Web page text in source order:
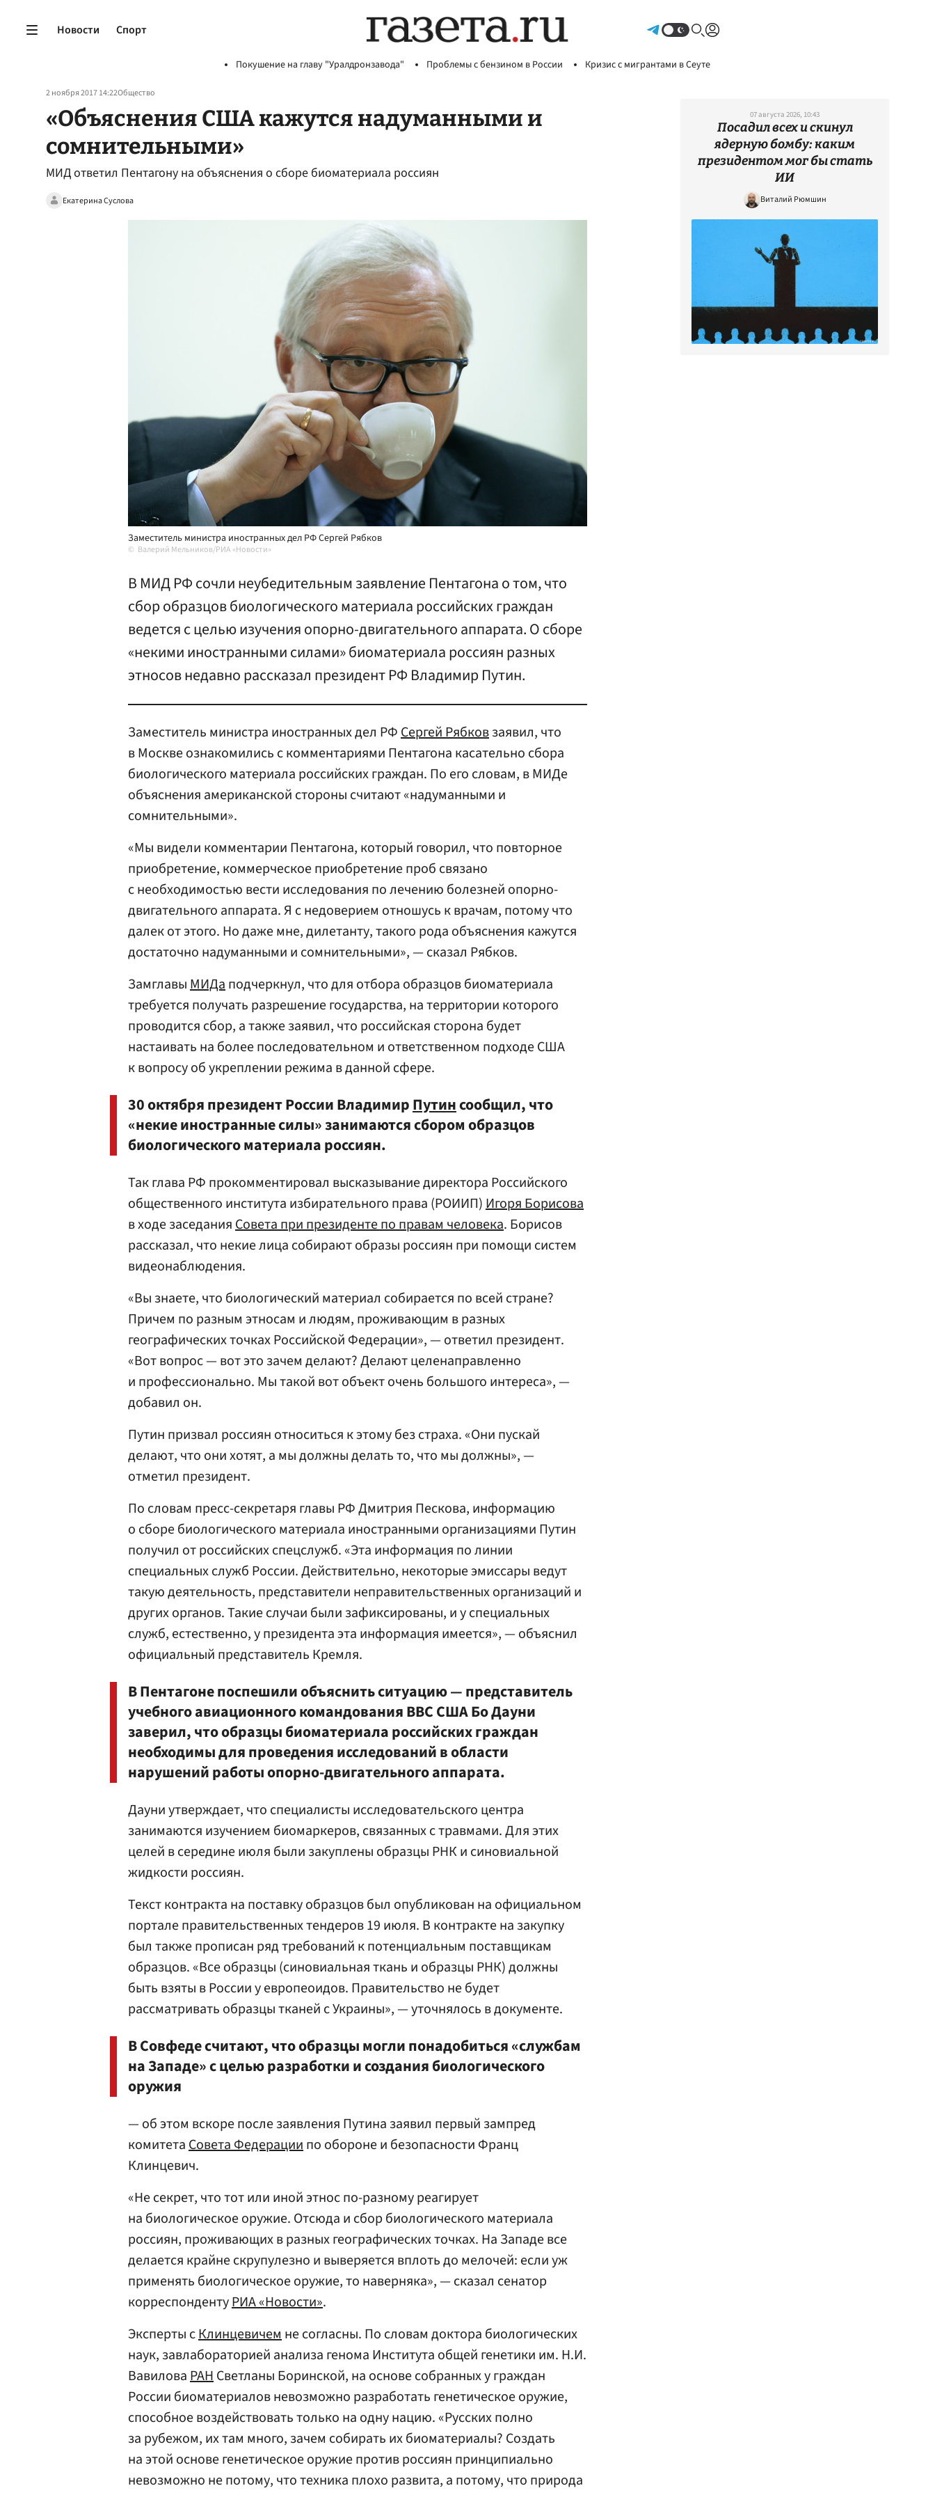
Новости Спорт
Покушение на главу "Уралдронзавода" Проблемы с бензином в России Кризис с мигрантами в Сеуте
2 ноября 2017 14:22Общество
«Объяснения США кажутся надуманными и
сомнительными»
МИД ответил Пентагону на объяснения о сборе биоматериала россиян
Екатерина Суслова
Заместитель министра иностранных дел РФ Сергей Рябков
Валерий Мельников/РИА «Новости»
В МИД РФ сочли неубедительным заявление Пентагона о том, что
сбор образцов биологического материала российских граждан
ведется с целью изучения опорно-двигательного аппарата. О сборе
«некими иностранными силами» биоматериала россиян разных
этносов недавно рассказал президент РФ Владимир Путин.
Заместитель министра иностранных дел РФСергей Рябковзаявил, что
в Москве ознакомились с комментариями Пентагона касательно сбора
биологического материала российских граждан. По его словам, в МИДе
объяснения американской стороны считают «надуманными и
сомнительными».
«Мы видели комментарии Пентагона, который говорил, что повторное
приобретение, коммерческое приобретение проб связано
с необходимостью вести исследования по лечению болезней опорно-
двигательного аппарата. Я с недоверием отношусь к врачам, потому что
далек от этого. Но даже мне, дилетанту, такого рода объяснения кажутся
достаточно надуманными и сомнительными», — сказал Рябков.
ЗамглавыМИДаподчеркнул, что для отбора образцов биоматериала
требуется получать разрешение государства, на территории которого
проводится сбор, а также заявил, что российская сторона будет
настаивать на более последовательном и ответственном подходе США
к вопросу об укреплении режима в данной сфере.
30 октября президент России ВладимирПутинсообщил, что
«некие иностранные силы» занимаются сбором образцов
биологического материала россиян.
Так глава РФ прокомментировал высказывание директора Российского
общественного института избирательного права (РОИИП)Игоря Борисова
в ходе заседанияСовета при президенте по правам человека. Борисов
рассказал, что некие лица собирают образы россиян при помощи систем
видеонаблюдения.
«Вы знаете, что биологический материал собирается по всей стране?
Причем по разным этносам и людям, проживающим в разных
географических точках Российской Федерации», — ответил президент.
«Вот вопрос — вот это зачем делают? Делают целенаправленно
и профессионально. Мы такой вот объект очень большого интереса», —
добавил он.
Путин призвал россиян относиться к этому без страха. «Они пускай
делают, что они хотят, а мы должны делать то, что мы должны», —
отметил президент.
По словам пресс-секретаря главы РФ Дмитрия Пескова, информацию
о сборе биологического материала иностранными организациями Путин
получил от российских спецслужб. «Эта информация по линии
специальных служб России. Действительно, некоторые эмиссары ведут
такую деятельность, представители неправительственных организаций и
других органов. Такие случаи были зафиксированы, и у специальных
служб, естественно, у президента эта информация имеется», — объяснил
официальный представитель Кремля.
В Пентагоне поспешили объяснить ситуацию — представитель
учебного авиационного командования ВВС США Бо Дауни
заверил, что образцы биоматериала российских граждан
необходимы для проведения исследований в области
нарушений работы опорно-двигательного аппарата.
Дауни утверждает, что специалисты исследовательского центра
занимаются изучением биомаркеров, связанных с травмами. Для этих
целей в середине июля были закуплены образцы РНК и синовиальной
жидкости россиян.
Текст контракта на поставку образцов был опубликован на официальном
портале правительственных тендеров 19 июля. В контракте на закупку
был также прописан ряд требований к потенциальным поставщикам
образцов. «Все образцы (синовиальная ткань и образцы РНК) должны
быть взяты в России у европеоидов. Правительство не будет
рассматривать образцы тканей с Украины», — уточнялось в документе.
В Совфеде считают, что образцы могли понадобиться «службам
на Западе» с целью разработки и создания биологического
оружия
— об этом вскоре после заявления Путина заявил первый зампред
комитетаСовета Федерациипо обороне и безопасности Франц
Клинцевич.
«Не секрет, что тот или иной этнос по-разному реагирует
на биологическое оружие. Отсюда и сбор биологического материала
россиян, проживающих в разных географических точках. На Западе все
делается крайне скрупулезно и выверяется вплоть до мелочей: если уж
применять биологическое оружие, то наверняка», — сказал сенатор
корреспондентуРИА «Новости».
Эксперты сКлинцевичемне согласны. По словам доктора биологических
наук, завлабораторией анализа генома Института общей генетики им. Н.И.
ВавиловаРАНСветланы Боринской, на основе собранных у граждан
России биоматериалов невозможно разработать генетическое оружие,
способное воздействовать только на одну нацию. «Русских полно
за рубежом, их там много, зачем собирать их биоматериалы? Создать
на этой основе генетическое оружие против россиян принципиально
невозможно не потому, что техника плохо развита, а потому, что природа
07 августа 2026, 10:43
Посадил всех и скинул
ядерную бомбу: каким
президентом мог бы стать
ИИ
Виталий Рюмшин